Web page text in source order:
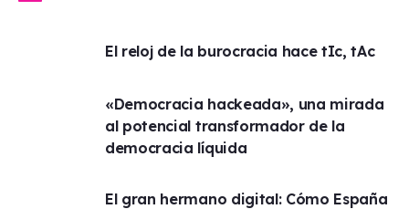
El reloj de la burocracia hace tIc, tAc
«Democracia hackeada», una mirada
al potencial transformador de la
democracia líquida
El gran hermano digital: Cómo España